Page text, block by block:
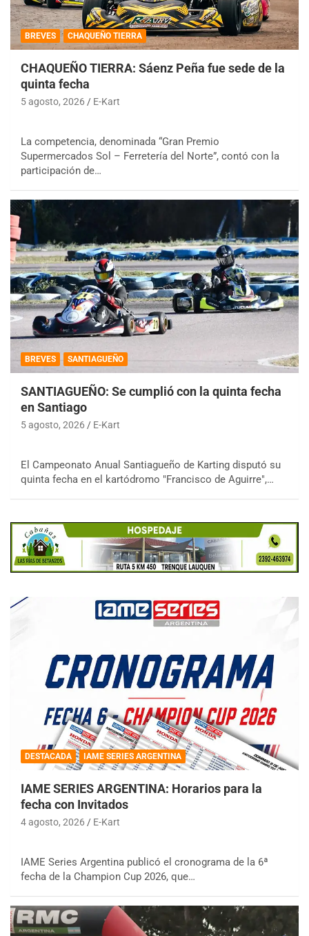
BREVES CHAQUEÑO TIERRA
CHAQUEÑO TIERRA: Sáenz Peña fue sede de la
quinta fecha
5 agosto, 2026 E-Kart
La competencia, denominada “Gran Premio
Supermercados Sol – Ferretería del Norte”, contó con la
participación de…
BREVES SANTIAGUEÑO
SANTIAGUEÑO: Se cumplió con la quinta fecha
en Santiago
5 agosto, 2026 E-Kart
El Campeonato Anual Santiagueño de Karting disputó su
quinta fecha en el kartódromo "Francisco de Aguirre",…
DESTACADA IAME SERIES ARGENTINA
IAME SERIES ARGENTINA: Horarios para la
fecha con Invitados
4 agosto, 2026 E-Kart
IAME Series Argentina publicó el cronograma de la 6ª
fecha de la Champion Cup 2026, que…